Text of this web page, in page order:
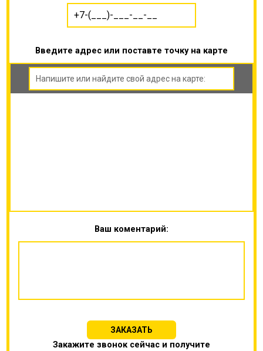
Введите адрес или поставте точку на карте
Ваш коментарий:
ЗАКАЗАТЬ
Закажите звонок сейчас и получите